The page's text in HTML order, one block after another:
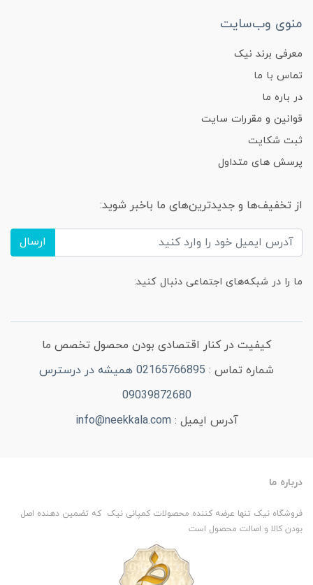
منوی وب‌سایت
معرفی برند نیک
تماس با ما
در باره ما
قوانین و مقررات سایت
ثبت شکایت
پرسش های متداول
از تخفیف‌ها و جدیدترین‌های ما باخبر شوید:
ارسال
ما را در شبکه‌های اجتماعی دنبال کنید:
کیفیت در کنار اقتصادی بودن محصول تخصص ما
شماره تماس :
02165766895 همیشه در درسترس
09039872680
آدرس ایمیل : info@neekkala.com
درباره ما
فروشگاه نیک تنها عرضه کننده محصولات کمپانی نیک که تضمین دهنده اصل
بودن کالا و اصالت محصول است